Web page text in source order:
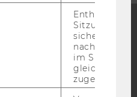
Blog
Bluesky
Enthält die
sicher, dass
im
gleichen
zugeordnet